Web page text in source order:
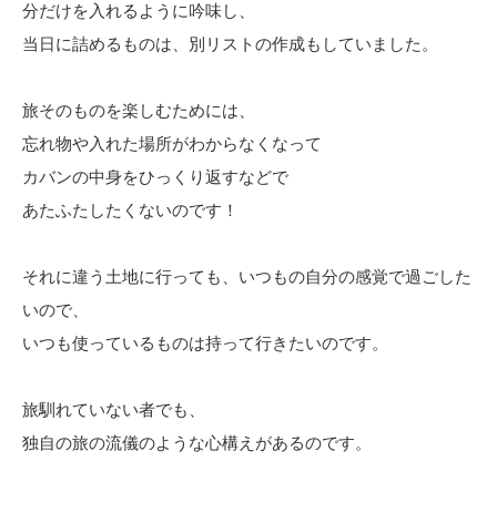
分だけを入れるように吟味し、
当日に詰めるものは、別リストの作成もしていました。
旅そのものを楽しむためには、
忘れ物や入れた場所がわからなくなって
カバンの中身をひっくり返すなどで
あたふたしたくないのです！
それに違う土地に行っても、いつもの自分の感覚で過ごした
いので、
いつも使っているものは持って行きたいのです。
旅馴れていない者でも、
独自の旅の流儀のような心構えがあるのです。